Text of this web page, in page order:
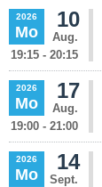
2026
Mo
10
Aug.
19:15 - 20:15
2026
Mo
17
Aug.
19:00 - 21:00
2026
Mo
14
Sept.